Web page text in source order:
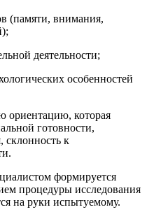
(памяти, внимания,
деятельности;
особенностей
ориентацию, которая
готовности,
склонность к
формируется
процедуры исследования
на руки испытуемому.